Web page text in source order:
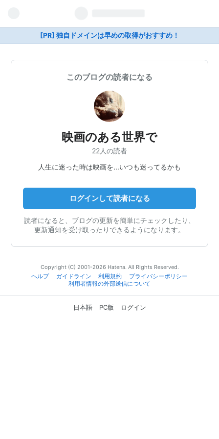
[PR] 独自ドメインは早めの取得がおすすめ！
このブログの読者になる
映画のある世界で
22人の読者
人生に迷った時は映画を…いつも迷ってるかも
ログインして読者になる
読者になると、ブログの更新を簡単にチェックしたり、
更新通知を受け取ったりできるようになります。
Copyright (C) 2001-2026 Hatena. All Rights Reserved.
ヘルプ
ガイドライン 利用規約
プライバシーポリシー
利用者情報の外部送信について
日本語 PC版 ログイン